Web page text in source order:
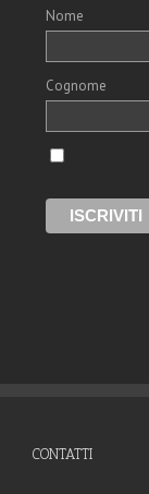
Nome
Cognome
CONTATTI